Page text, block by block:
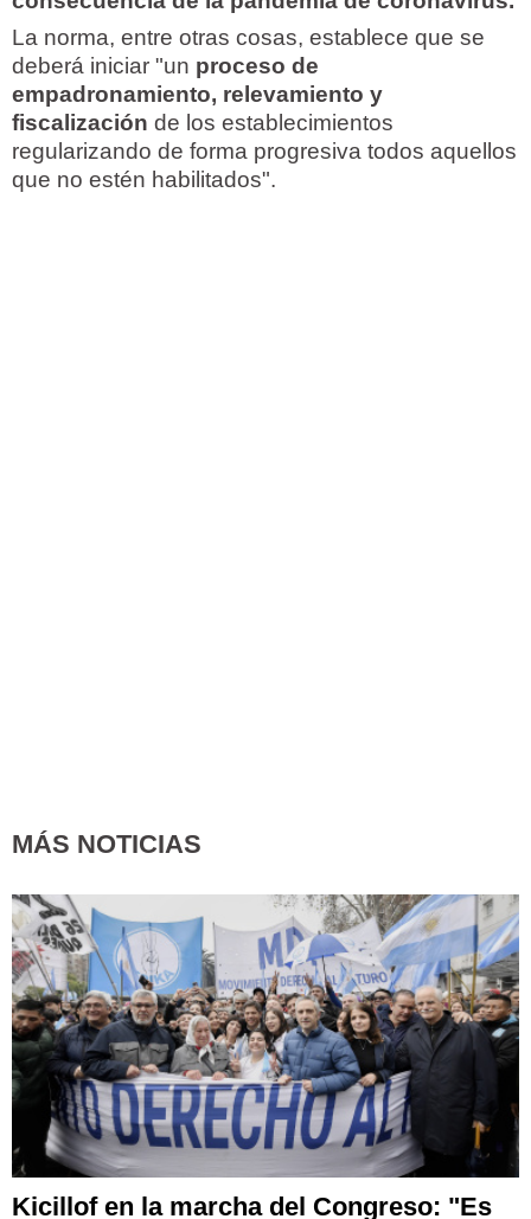
La norma, entre otras cosas, establece que se
deberá iniciar "un proceso de
empadronamiento, relevamiento y
fiscalización de los establecimientos
regularizando de forma progresiva todos aquellos
que no estén habilitados".
MÁS NOTICIAS
Kicillof en la marcha del Congreso: "Es